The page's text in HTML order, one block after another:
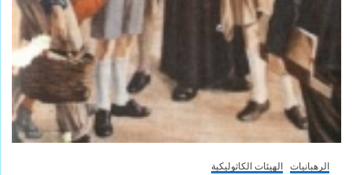
الرهبانيات الهيئات الكاثوليكية